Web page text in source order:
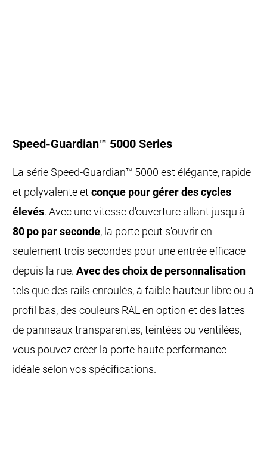
Speed-Guardian™ 5000 Series
La série Speed-Guardian™ 5000 est élégante, rapide
et polyvalente et conçue pour gérer des cycles
élevés. Avec une vitesse d'ouverture allant jusqu'à
80 po par seconde, la porte peut s'ouvrir en
seulement trois secondes pour une entrée efficace
depuis la rue.Avec des choix de personnalisation
tels que des rails enroulés, à faible hauteur libre ou à
profil bas, des couleurs RAL en option et des lattes
de panneaux transparentes, teintées ou ventilées,
vous pouvez créer la porte haute performance
idéale selon vos spécifications.